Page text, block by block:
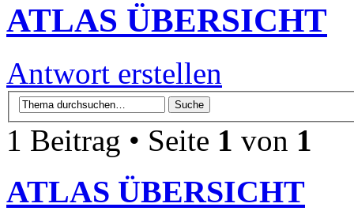
ATLAS ÜBERSICHT
Antwort erstellen
1 Beitrag • Seite 1 von 1
ATLAS ÜBERSICHT